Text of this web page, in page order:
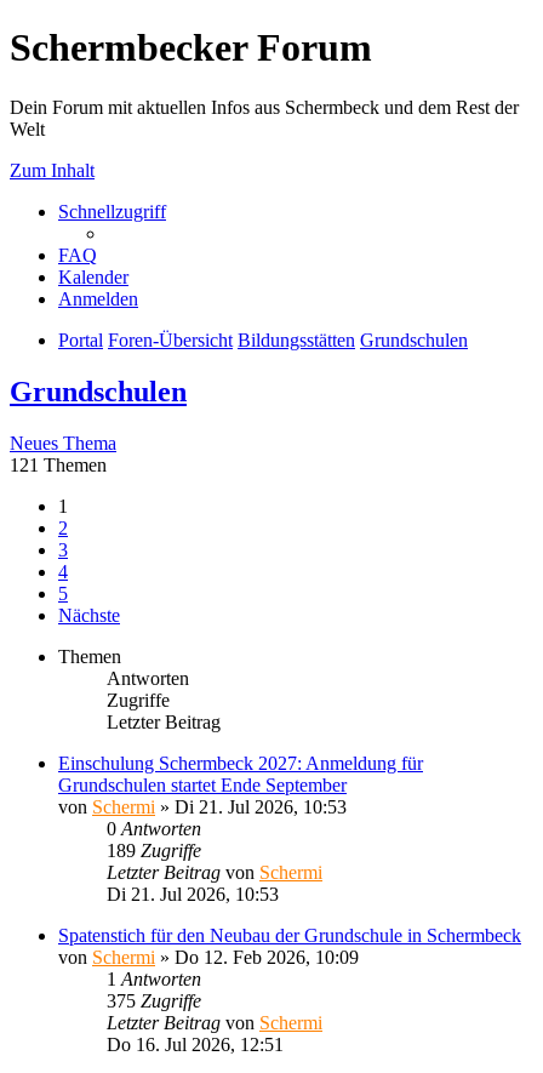
Schermbecker Forum
Dein Forum mit aktuellen Infos aus Schermbeck und dem Rest der
Welt
Zum Inhalt
Schnellzugriff
FAQ
Kalender
Anmelden
Portal Foren-Übersicht Bildungsstätten Grundschulen
Grundschulen
Neues Thema
121 Themen
1
2
3
4
5
Nächste
Themen
Antworten
Zugriffe
Letzter Beitrag
Einschulung Schermbeck 2027: Anmeldung für
Grundschulen startet Ende September
von Schermi » Di 21. Jul 2026, 10:53
0 Antworten
189 Zugriffe
Letzter Beitrag von Schermi
Di 21. Jul 2026, 10:53
Spatenstich für den Neubau der Grundschule in Schermbeck
von Schermi » Do 12. Feb 2026, 10:09
1 Antworten
375 Zugriffe
Letzter Beitrag von Schermi
Do 16. Jul 2026, 12:51